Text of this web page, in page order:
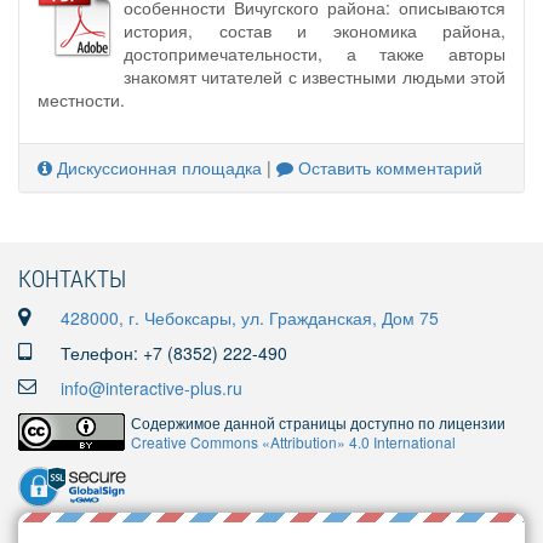
особенности Вичугского района: описываются
история, состав и экономика района,
достопримечательности, а также авторы
знакомят читателей с известными людьми этой
местности.
Дискуссионная площадка | Оставить комментарий
КОНТАКТЫ
428000, г. Чебоксары, ул. Гражданская, Дом 75
Телефон: +7 (8352) 222-490
info@interactive-plus.ru
Содержимое данной страницы доступно по лицензии
Creative Commons «Attribution» 4.0 International